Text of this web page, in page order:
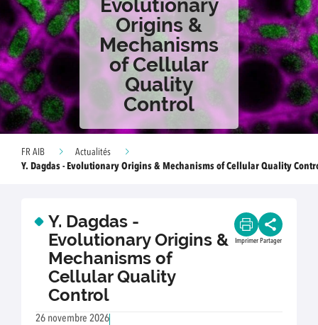
Evolutionary
Origins &
Mechanisms
of Cellular
Quality
Control
FR AIB
Actualités
Y. Dagdas - Evolutionary Origins & Mechanisms of Cellular Quality
Y. Dagdas -
Evolutionary Origins &
Mechanisms of
Cellular Quality
Control
Imprimer Partager
26 novembre 2026